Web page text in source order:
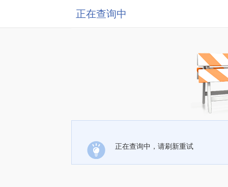
正在查询中
正在查询中，请刷新重试